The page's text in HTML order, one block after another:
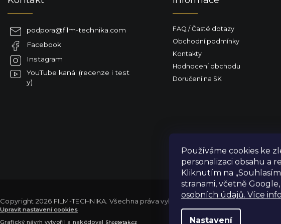
Používáme cookies ke
personalizaci obsahu a
Kliknutím na
stranami, včetně Google,
osobních údajů. Více
Nastavení
Výdejní sklad Praha: PO–PÁ 8:00–16:00. Při objednání a úhradě lze
podpora@film-technika.com
Facebook
Instagram
YouTube kanál (recenze i test
y)
FAQ / Časté dotazy
Obchodní podmínky
Kontakty
Hodnocení obchodu
Doručení na SK
Copyright 2026 FILM-TECHNIKA . Všechna práva vyhrazena.
Upravit nastavení cookies
Grafický návrh vytvořil a nakódoval Shoptetak.cz